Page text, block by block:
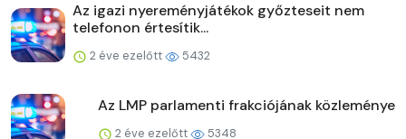
Az igazi nyereményjátékok győzteseit nem
telefonon értesítik...
2 éve ezelőtt 5432
Az LMP parlamenti frakciójának közleménye
2 éve ezelőtt 5348